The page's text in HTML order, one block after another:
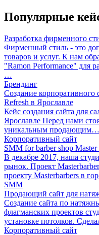
Популярные
Разработка фирменного
Фирменный стиль - это
товаров и услуг. К нам
"Ramon Performance" для
…
Брендинг
Создание корпоративного
Refresh в Ярославле
Кейс создания сайта для
Ярославле Перед нами
уникальным продающим…
Корпоративный сайт
SMM for barber shop
В декабре 2017, наша
рынок. Проект
проекту Masterbarbers в
SMM
Продающий сайт для
Создание сайта по
флагманских проектов
установке потолков.
Корпоративный сайт